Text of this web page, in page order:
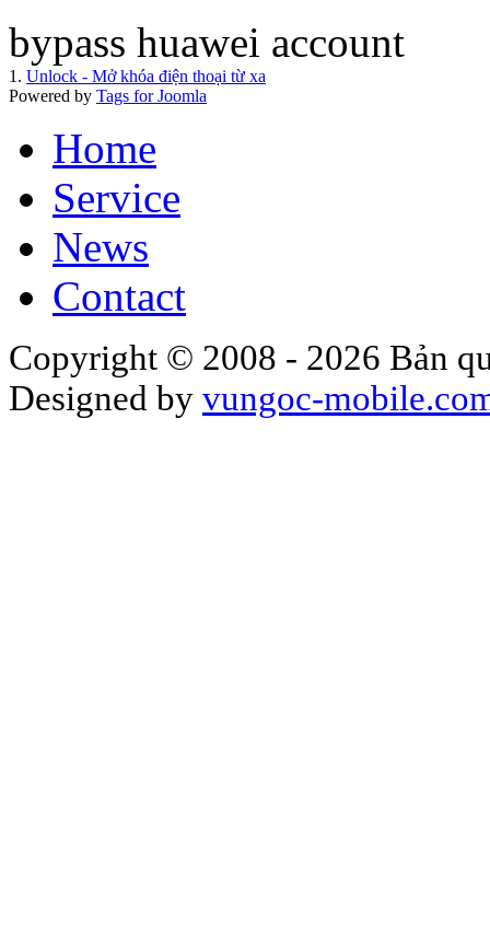
bypass huawei account
1. Unlock - Mở khóa điện thoại từ xa
Powered by Tags for Joomla
Home
Service
News
Contact
Copyright © 2008 - 2026 Bản
Designed by vungoc-